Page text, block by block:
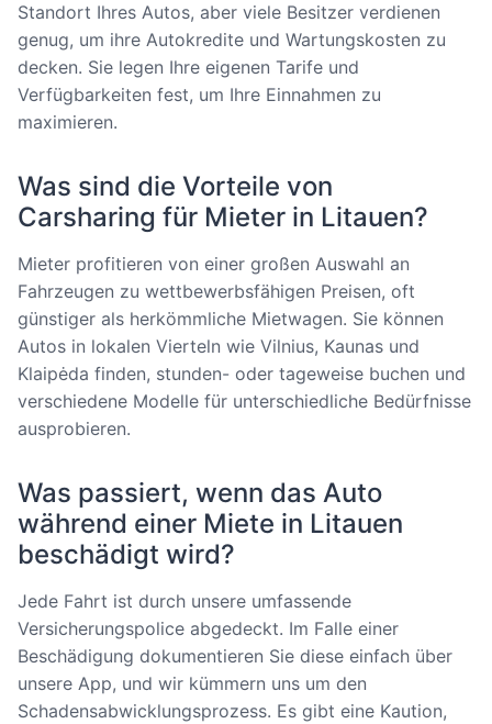
Standort Ihres Autos, aber viele Besitzer verdienen
genug, um ihre Autokredite und Wartungskosten zu
decken. Sie legen Ihre eigenen Tarife und
Verfügbarkeiten fest, um Ihre Einnahmen zu
maximieren.
Was sind die Vorteile von
Carsharing für Mieter in Litauen?
Mieter profitieren von einer großen Auswahl an
Fahrzeugen zu wettbewerbsfähigen Preisen, oft
günstiger als herkömmliche Mietwagen. Sie können
Autos in lokalen Vierteln wie Vilnius, Kaunas und
Klaipėda finden, stunden- oder tageweise buchen und
verschiedene Modelle für unterschiedliche Bedürfnisse
ausprobieren.
Was passiert, wenn das Auto
während einer Miete in Litauen
beschädigt wird?
Jede Fahrt ist durch unsere umfassende
Versicherungspolice abgedeckt. Im Falle einer
Beschädigung dokumentieren Sie diese einfach über
unsere App, und wir kümmern uns um den
Schadensabwicklungsprozess. Es gibt eine Kaution,